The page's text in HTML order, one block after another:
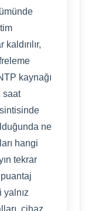
kaynağı
saat
ne
hangi
tekrar
cihaz